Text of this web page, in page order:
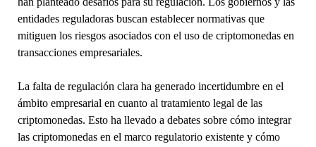
entidades reguladoras buscan establecer normativas que
mitiguen los riesgos asociados con el uso de criptomonedas en
transacciones empresariales.
La falta de regulación clara ha generado incertidumbre en el
ámbito empresarial en cuanto al tratamiento legal de las
criptomonedas. Esto ha llevado a debates sobre cómo integrar
las criptomonedas en el marco regulatorio existente y cómo